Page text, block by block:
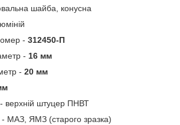
шайба, конусна
- 312450-П
- 16 мм
- 20 мм
верхній штуцер ПНВТ
- МАЗ, ЯМЗ (старого зразка)